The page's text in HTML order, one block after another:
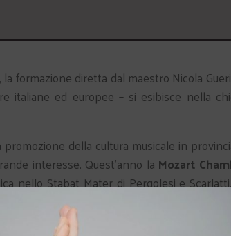
formazione diretta dal maestro Nicola
italiane ed europee – si esibisce nella
della cultura musicale in
interesse. Quest’anno la Mozart
nello Stabat Mater di Pergolesi e
Banco Popolare di Verona e Novara, ed è